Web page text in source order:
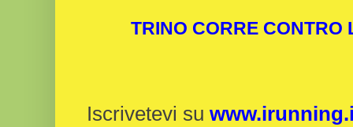
TRINO CORRE CONTRO
Iscrivetevi su